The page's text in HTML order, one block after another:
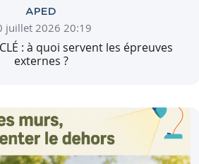
APED
juillet 2026 20:19
CLÉ : à quoi servent les épreuves
externes ?